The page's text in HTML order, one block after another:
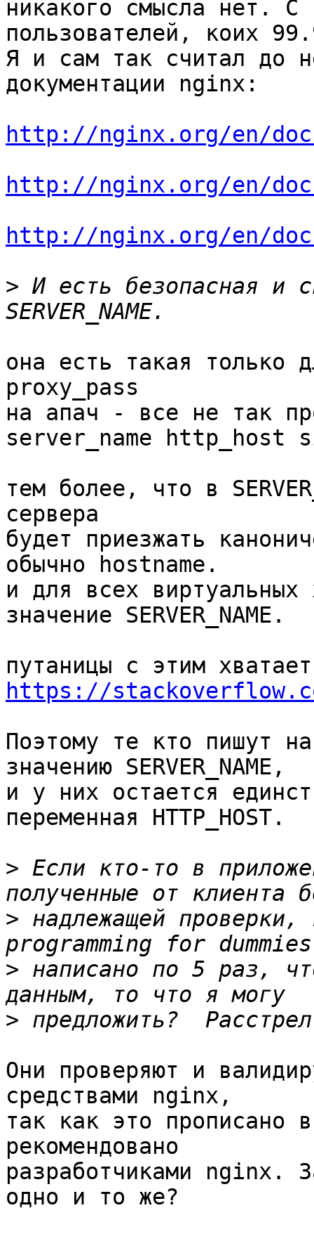
никакого смысла нет. С
пользователей, коих
Я и сам так считал до
документации nginx:
http://nginx.org/en/
http://nginx.org/en/
http://nginx.org/en/
> И есть безопасная и
она есть такая только
proxy_pass
на апач - все не так
server_name http_host
тем более, что в
сервера
будет приезжать
обычно hostname.
и для всех виртуальных
значение SERVER_NAME.
https://
Поэтому те кто пишут
значению SERVER_NAME,
и у них остается
переменная HTTP_HOST.
> Если кто-то в
> надлежащей
> написано по 5 раз,
>
Они проверяют и
средствами nginx,
так как это прописано
рекомендовано
разработчиками nginx.
одно и то же?